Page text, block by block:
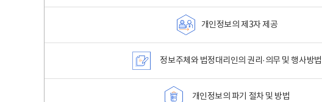
개인정보의 제3자 제공
정보주체와 법정대리인의 권리·의무 및 행사방법
개인정보의 파기 절차 및 방법